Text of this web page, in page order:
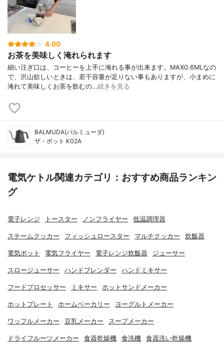
4.00
お茶を美味しく淹れられます
細い注ぎ口は、コーヒーを上手に淹れる事が出来ます。MAX0.6MLなの
で、沢山欲しいときは、若干容量が足りない事もありますが、小まめに
淹れて美味しくお茶を飲むの…続きを見る
BALMUDA(バルミューダ)
ザ・ポット K02A
電気ケトル関連カテゴリ：おすすめ商品ランキン
グ
電子レンジ トースター ノンフライヤー 低温調理器
スチームクッカー フィッシュロースター マルチクッカー 炊飯器
電気ポット 電気フライヤー 電子レンジ炊飯器 ジューサー
スロージューサー ハンドブレンダー ハンドミキサー
フードプロセッサー ミキサー ホットサンドメーカー
ホットプレート ホームベーカリー ヨーグルトメーカー
ワッフルメーカー 豆乳メーカー スープメーカー
ドライフルーツメーカー 食器乾燥機 食洗機 食器洗い乾燥機